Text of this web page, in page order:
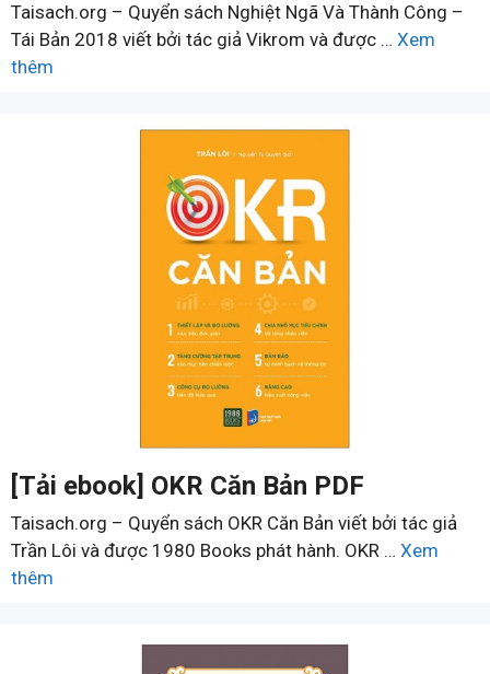
Taisach.org – Quyển sách Nghiệt Ngã Và Thành Công –
Tái Bản 2018 viết bởi tác giả Vikrom và được … Xem
thêm
[Tải ebook] OKR Căn Bản PDF
Taisach.org – Quyển sách OKR Căn Bản viết bởi tác giả
Trần Lôi và được 1980 Books phát hành. OKR … Xem
thêm